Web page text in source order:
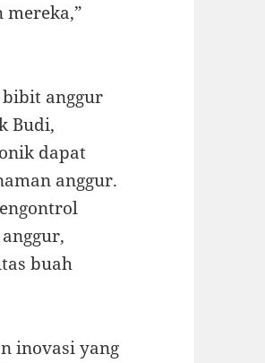
anggur
Budi,
dapat
anggur.
buah
inovasi yang